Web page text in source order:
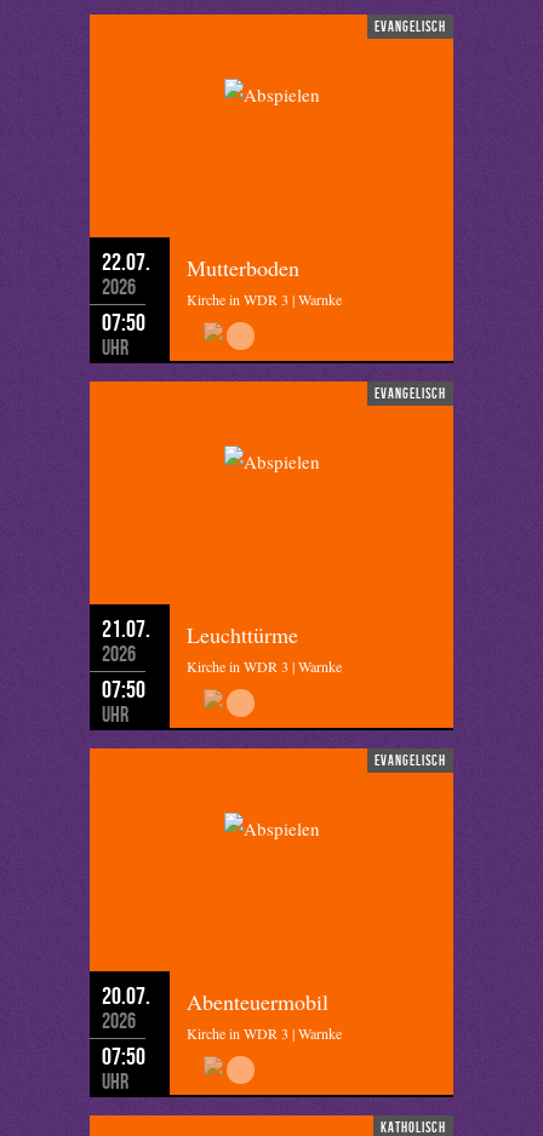
evangelisch
22.07.
2026
07:50
Uhr
Mutterboden
Kirche in WDR 3 | Warnke
evangelisch
21.07.
2026
07:50
Uhr
Leuchttürme
Kirche in WDR 3 | Warnke
evangelisch
20.07.
2026
07:50
Uhr
Abenteuermobil
Kirche in WDR 3 | Warnke
katholisch